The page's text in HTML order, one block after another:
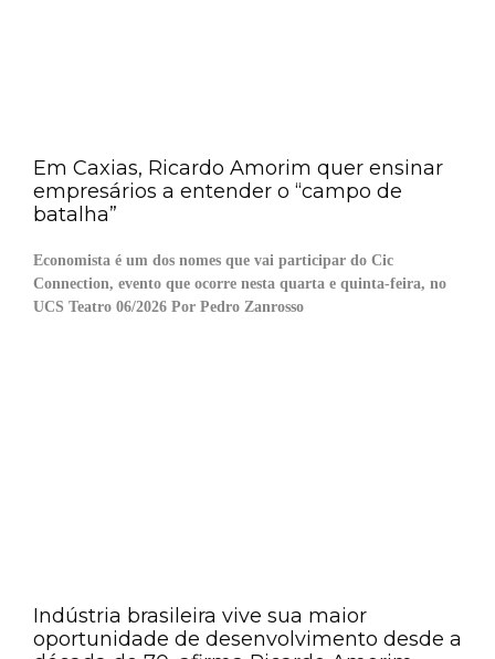
Em Caxias, Ricardo Amorim quer ensinar
empresários a entender o “campo de
batalha”
Economista é um dos nomes que vai participar do Cic
Connection, evento que ocorre nesta quarta e quinta-feira, no
UCS Teatro 06/2026 Por Pedro Zanrosso
Indústria brasileira vive sua maior
oportunidade de desenvolvimento desde a